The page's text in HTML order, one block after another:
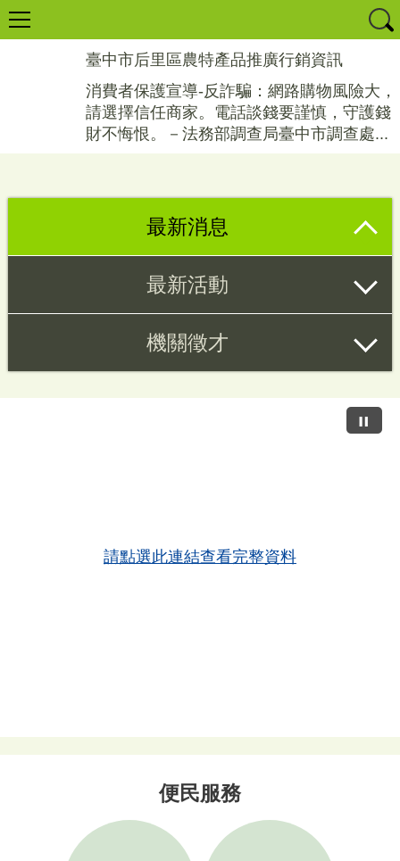
臺中市后里區農特產品推廣行銷資訊
消費者保護宣導-反詐騙：網路購物風險大，
請選擇信任商家。電話談錢要謹慎，守護錢
財不悔恨。－法務部調查局臺中市調查處...
最新消息
最新活動
機關徵才
請點選此連結查看完整資料
便民服務